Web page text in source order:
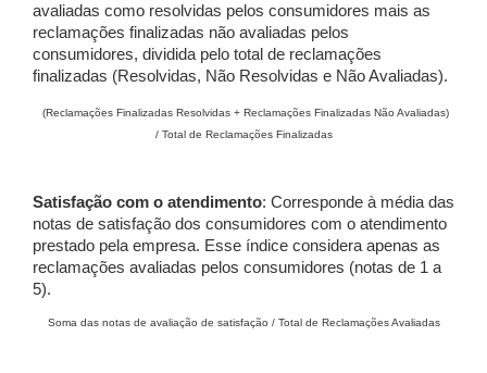
avaliadas como resolvidas pelos consumidores mais as
reclamações finalizadas não avaliadas pelos
consumidores, dividida pelo total de reclamações
finalizadas (Resolvidas, Não Resolvidas e Não Avaliadas).
(Reclamações Finalizadas Resolvidas + Reclamações Finalizadas Não Avaliadas)
/ Total de Reclamações Finalizadas
Satisfação com o atendimento: Corresponde à média das
notas de satisfação dos consumidores com o atendimento
prestado pela empresa. Esse índice considera apenas as
reclamações avaliadas pelos consumidores (notas de 1 a
5).
Soma das notas de avaliação de satisfação / Total de Reclamações Avaliadas